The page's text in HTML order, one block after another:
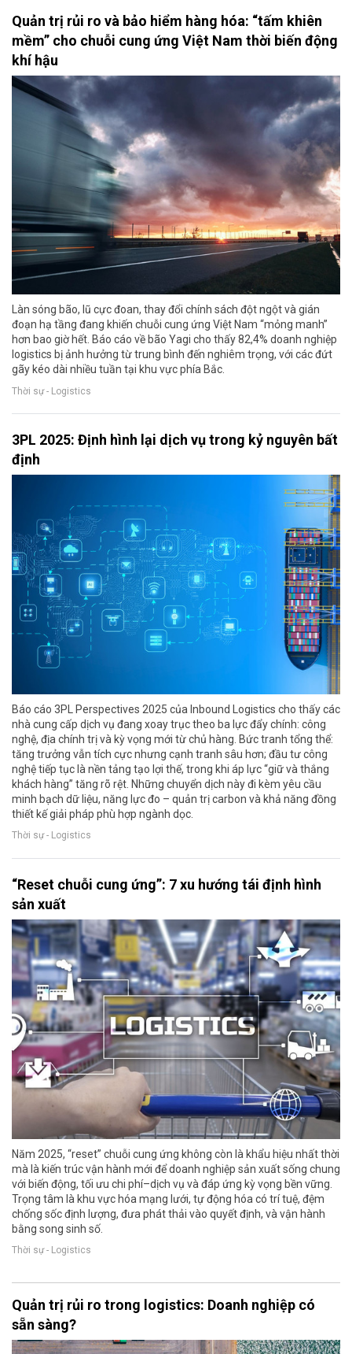
Quản trị rủi ro và bảo hiểm hàng hóa: “tấm khiên
mềm” cho chuỗi cung ứng Việt Nam thời biến động
khí hậu
Làn sóng bão, lũ cực đoan, thay đổi chính sách đột ngột và gián
đoạn hạ tầng đang khiến chuỗi cung ứng Việt Nam “mỏng manh”
hơn bao giờ hết. Báo cáo về bão Yagi cho thấy 82,4% doanh nghiệp
logistics bị ảnh hưởng từ trung bình đến nghiêm trọng, với các đứt
gãy kéo dài nhiều tuần tại khu vực phía Bắc.
Thời sự - Logistics
3PL 2025: Định hình lại dịch vụ trong kỷ nguyên bất
định
Báo cáo 3PL Perspectives 2025 của Inbound Logistics cho thấy các
nhà cung cấp dịch vụ đang xoay trục theo ba lực đẩy chính: công
nghệ, địa chính trị và kỳ vọng mới từ chủ hàng. Bức tranh tổng thể:
tăng trưởng vẫn tích cực nhưng cạnh tranh sâu hơn; đầu tư công
nghệ tiếp tục là nền tảng tạo lợi thế, trong khi áp lực “giữ và thắng
khách hàng” tăng rõ rệt. Những chuyển dịch này đi kèm yêu cầu
minh bạch dữ liệu, năng lực đo – quản trị carbon và khả năng đồng
thiết kế giải pháp phù hợp ngành dọc.
Thời sự - Logistics
“Reset chuỗi cung ứng”: 7 xu hướng tái định hình
sản xuất
Năm 2025, “reset” chuỗi cung ứng không còn là khẩu hiệu nhất thời
mà là kiến trúc vận hành mới để doanh nghiệp sản xuất sống chung
với biến động, tối ưu chi phí–dịch vụ và đáp ứng kỳ vọng bền vững.
Trọng tâm là khu vực hóa mạng lưới, tự động hóa có trí tuệ, đệm
chống sốc định lượng, đưa phát thải vào quyết định, và vận hành
bằng song sinh số.
Thời sự - Logistics
Quản trị rủi ro trong logistics: Doanh nghiệp có
sẵn sàng?